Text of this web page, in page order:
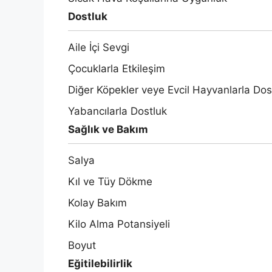
Dostluk
Aile İçi Sevgi
Çocuklarla Etkileşim
Diğer Köpekler veye Evcil Hayvanlarla
Yabancılarla Dostluk
Sağlık ve Bakım
Salya
Kıl ve Tüy Dökme
Kolay Bakım
Kilo Alma Potansiyeli
Boyut
Eğitilebilirlik